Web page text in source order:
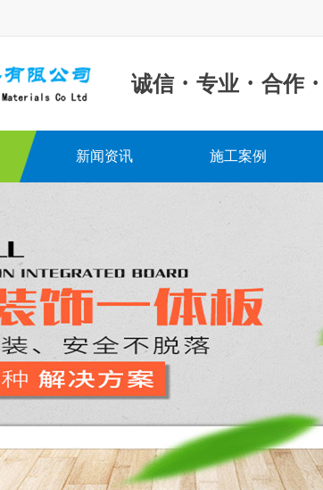
诚信 · 专业 · 合作 ·
新闻资讯 施工案例